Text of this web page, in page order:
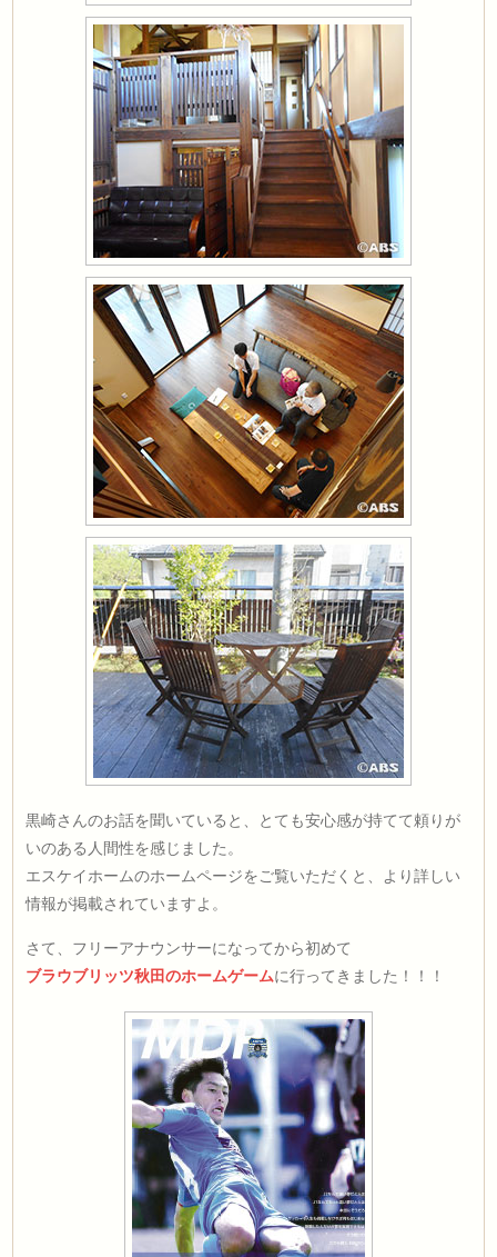
黒崎さんのお話を聞いていると、とても安心感が持てて頼りが
いのある人間性を感じました。
エスケイホームのホームページをご覧いただくと、より詳しい
情報が掲載されていますよ。
さて、フリーアナウンサーになってから初めて
ブラウブリッツ秋田のホームゲームに行ってきました！！！